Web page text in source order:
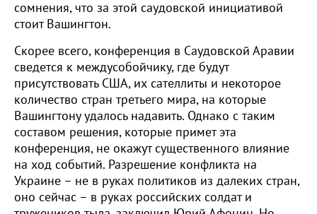
сомнения, что за этой саудовской инициативой
стоит Вашингтон.
Скорее всего, конференция в Саудовской Аравии
сведется к междусобойчику, где будут
присутствовать США, их сателлиты и некоторое
количество стран третьего мира, на которые
Вашингтону удалось надавить. Однако с таким
составом решения, которые примет эта
конференция, не окажут существенного влияние
на ход событий. Разрешение конфликта на
Украине – не в руках политиков из далеких стран,
оно сейчас – в руках российских солдат и